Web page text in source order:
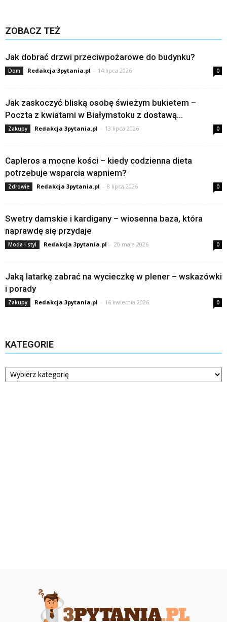
ZOBACZ TEŻ
Jak dobrać drzwi przeciwpożarowe do budynku?
Dom Redakcja 3pytania.pl - 14 lipca 2026 0
Jak zaskoczyć bliską osobę świeżym bukietem –
Poczta z kwiatami w Białymstoku z dostawą...
Zakupy Redakcja 3pytania.pl - 13 lipca 2026 0
Capleros a mocne kości – kiedy codzienna dieta
potrzebuje wsparcia wapniem?
Zdrowie Redakcja 3pytania.pl - 8 lipca 2026 0
Swetry damskie i kardigany – wiosenna baza, która
naprawdę się przydaje
Moda i styl Redakcja 3pytania.pl - 20 maja 2026 0
Jaką latarkę zabrać na wycieczkę w plener – wskazówki
i porady
Zakupy Redakcja 3pytania.pl - 16 kwietnia 2026 0
KATEGORIE
Kategorie